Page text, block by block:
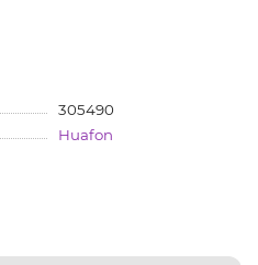
305490
Huafon